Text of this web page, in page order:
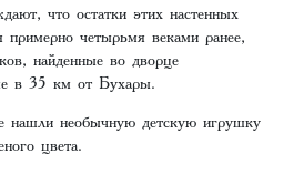
что остатки этих настенных
примерно четырьмя веками ранее,
найденные во дворце
в 35 км от Бухары.
нашли необычную детскую игрушку
цвета.